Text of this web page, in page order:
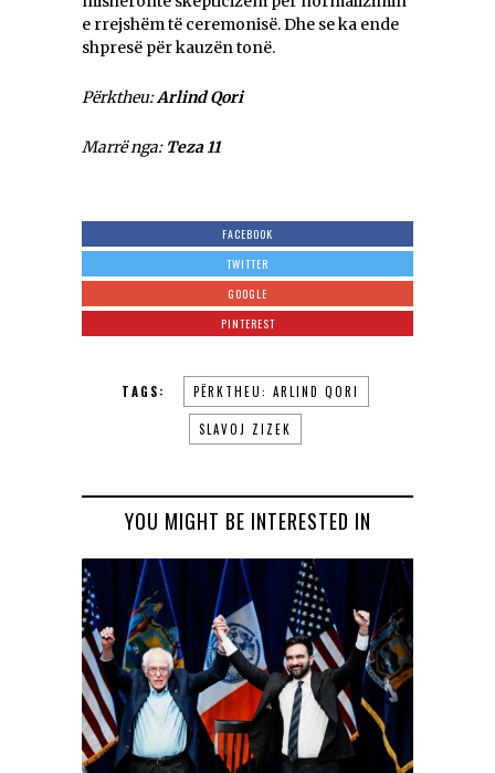
e rrejshëm të ceremonisë. Dhe se ka ende
shpresë për kauzën tonë.
Përktheu:Arlind Qori
Marrë nga: Teza 11
FACEBOOK
TWITTER
GOOGLE
PINTEREST
TAGS: PËRKTHEU: ARLIND QORI
SLAVOJ ZIZEK
YOU MIGHT BE INTERESTED IN